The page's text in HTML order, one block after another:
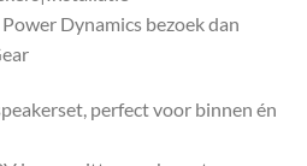
Dynamics bezoek dan
perfect voor binnen én